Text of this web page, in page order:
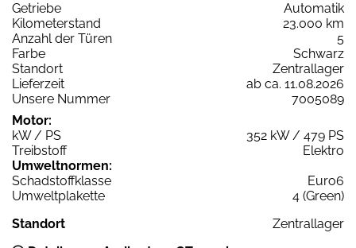
Getriebe
Automatik
Kilometerstand
23.000 km
Anzahl der Türen
5
Farbe
Schwarz
Standort
Zentrallager
Lieferzeit
ab ca. 11.08.2026
Unsere Nummer
7005089
Motor:
kW / PS
352 kW / 479 PS
Treibstoff
Elektro
Umweltnormen:
Schadstoffklasse
Euro6
Umweltplakette
4 (Green)
Standort
Zentrallager